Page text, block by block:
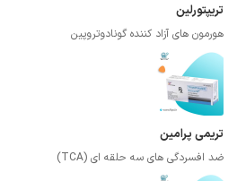
تریپتورلین
هورمون های آزاد کننده گونادوتروپین
تریمی پرامین
ضد افسردگی های سه حلقه ای (TCA)